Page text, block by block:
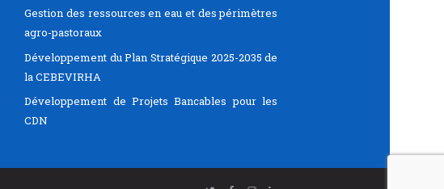
Gestion des ressources en eau et des périmètres
agro-pastoraux
Développement du Plan Stratégique 2025-2035 de
la CEBEVIRHA
Développement de Projets Bancables pour les
CDN